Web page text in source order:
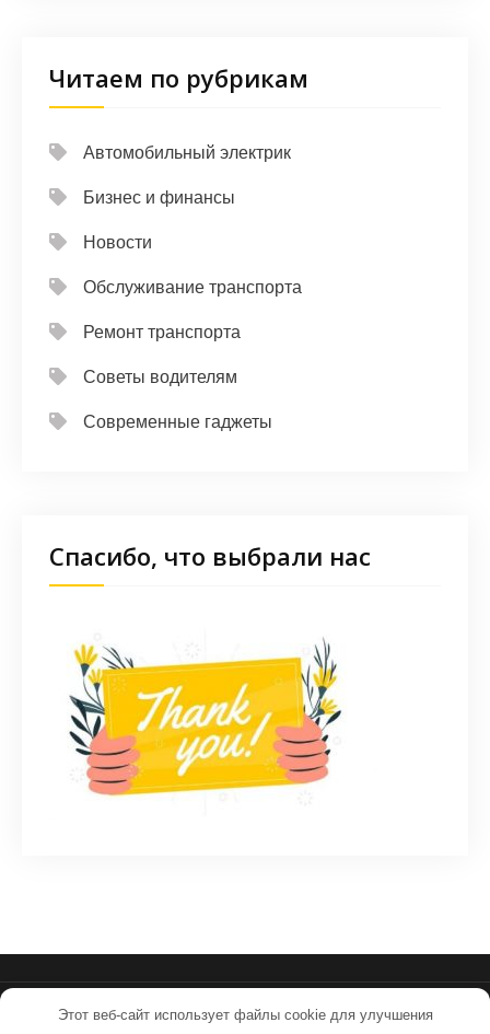
Читаем по рубрикам
Автомобильный электрик
Бизнес и финансы
Новости
Обслуживание транспорта
Ремонт транспорта
Советы водителям
Современные гаджеты
Спасибо, что выбрали нас
sovpilots.ru - Работает на WordPress
Этот веб-сайт использует файлы cookie для улучшения